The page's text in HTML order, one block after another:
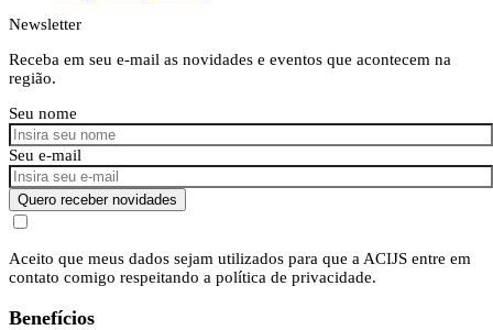
Newsletter
Receba em seu e-mail as novidades e eventos que acontecem na
região.
Seu nome
Seu e-mail
Quero receber novidades
Aceito que meus dados sejam utilizados para que a ACIJS entre em
contato comigo respeitando a política de privacidade.
Benefícios